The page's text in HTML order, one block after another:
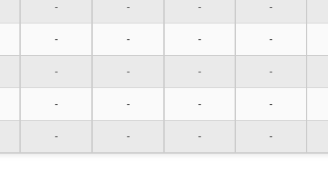
-
-
-
-
-
-
-
-
-
-
-
-
-
-
-
-
-
-
-
-